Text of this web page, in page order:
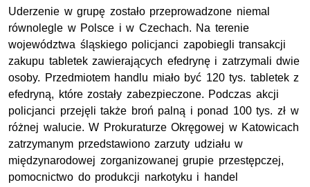
Uderzenie w grupę zostało przeprowadzone niemal
równolegle w Polsce i w Czechach. Na terenie
województwa śląskiego policjanci zapobiegli transakcji
zakupu tabletek zawierających efedrynę i zatrzymali dwie
osoby. Przedmiotem handlu miało być 120 tys. tabletek z
efedryną, które zostały zabezpieczone. Podczas akcji
policjanci przejęli także broń palną i ponad 100 tys. zł w
różnej walucie. W Prokuraturze Okręgowej w Katowicach
zatrzymanym przedstawiono zarzuty udziału w
międzynarodowej zorganizowanej grupie przestępczej,
pomocnictwo do produkcji narkotyku i handel